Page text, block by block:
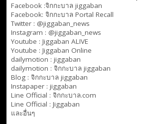
Facebook :จิกกะบาล jiggaban
Facebook: จิกกะบาล Portal Recall
Twitter : @jiggaban_news
Instagram : @jiggaban_news
Youtube : Jiggaban ALIVE
Youtube : Jiggaban Online
dailymotion : jiggaban
dailymotion : จิกกะบาล jiggaban
Blog : จิกกะบาล jiggaban
Instapaper : jiggaban
Line Official : จิกกะบาล.com
Line Official : Jiggaban
และอื่นๆ